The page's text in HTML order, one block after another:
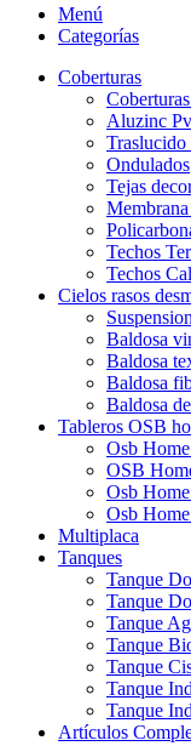
Menú
Categorías
Coberturas
Aluzinc
Traslucido
Ondulados
Tejas
Techos
Techos
Cielos rasos
Baldosa
Baldosa
Baldosa
Baldosa
Tableros OSB
Osb
OSB
Osb
Osb
Multiplaca
Tanques
Tanque
Tanque
Tanque
Tanque
Tanque
Tanque
Tanque
Artículos